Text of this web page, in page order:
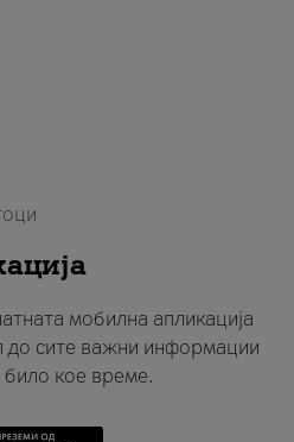
мобилна апликација
до сите важни информации
било кое време.